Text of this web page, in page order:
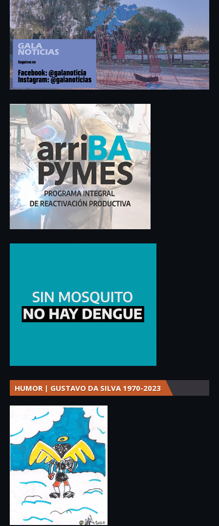
HUMOR | GUSTAVO DA SILVA 1970-2023